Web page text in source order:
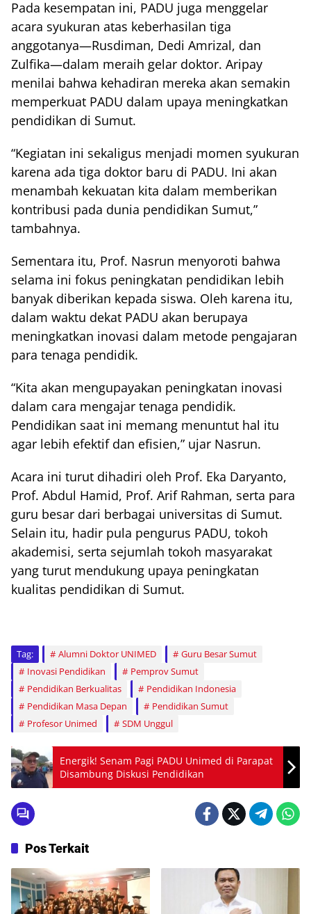
Pada kesempatan ini, PADU juga menggelar
acara syukuran atas keberhasilan tiga
anggotanya—Rusdiman, Dedi Amrizal, dan
Zulfika—dalam meraih gelar doktor. Aripay
menilai bahwa kehadiran mereka akan semakin
memperkuat PADU dalam upaya meningkatkan
pendidikan di Sumut.
“Kegiatan ini sekaligus menjadi momen syukuran
karena ada tiga doktor baru di PADU. Ini akan
menambah kekuatan kita dalam memberikan
kontribusi pada dunia pendidikan Sumut,”
tambahnya.
Sementara itu, Prof. Nasrun menyoroti bahwa
selama ini fokus peningkatan pendidikan lebih
banyak diberikan kepada siswa. Oleh karena itu,
dalam waktu dekat PADU akan berupaya
meningkatkan inovasi dalam metode pengajaran
para tenaga pendidik.
“Kita akan mengupayakan peningkatan inovasi
dalam cara mengajar tenaga pendidik.
Pendidikan saat ini memang menuntut hal itu
agar lebih efektif dan efisien,” ujar Nasrun.
Acara ini turut dihadiri oleh Prof. Eka Daryanto,
Prof. Abdul Hamid, Prof. Arif Rahman, serta para
guru besar dari berbagai universitas di Sumut.
Selain itu, hadir pula pengurus PADU, tokoh
akademisi, serta sejumlah tokoh masyarakat
yang turut mendukung upaya peningkatan
kualitas pendidikan di Sumut.
Tag: Alumni Doktor UNIMED
Guru Besar Sumut
Inovasi Pendidikan
Pemprov Sumut
Pendidikan Berkualitas
Pendidikan Indonesia
Pendidikan Masa Depan
Pendidikan Sumut
Profesor Unimed
SDM Unggul
Energik! Senam Pagi PADU Unimed di Parapat
Disambung Diskusi Pendidikan
Pos Terkait